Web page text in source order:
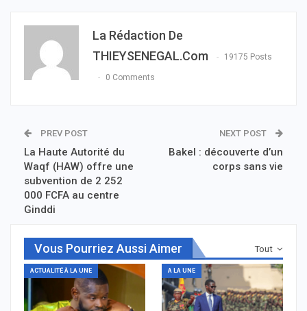
La Rédaction De
THIEYSENEGAL.com
19175 Posts
0 Comments
PREV POST
La Haute Autorité du
Waqf (HAW) offre une
subvention de 2 252
000 FCFA au centre
Ginddi
NEXT POST
Bakel : découverte d’un
corps sans vie
Tout
Vous Pourriez Aussi Aimer
ACTUALITÉ À LA UNE A LA UNE